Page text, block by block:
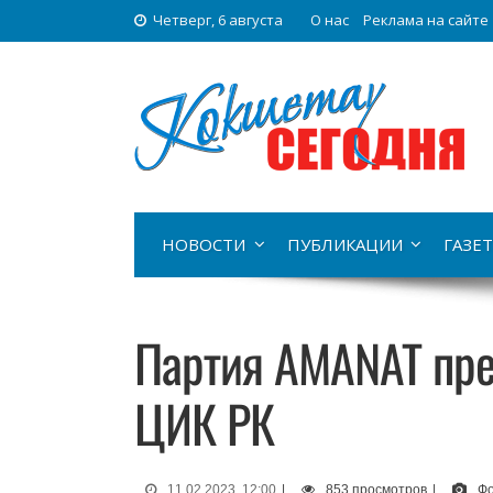
Четверг, 6 августа О нас Реклама на сайте
НОВОСТИ ПУБЛИКАЦИИ
Партия AMANAT
ЦИК РК
11.02.2023, 12:00 | 853 просмотров |